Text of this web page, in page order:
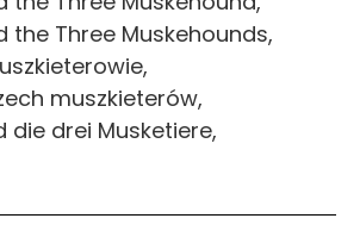
the Three Muskehounds,
muszkieterów,
die drei Musketiere,